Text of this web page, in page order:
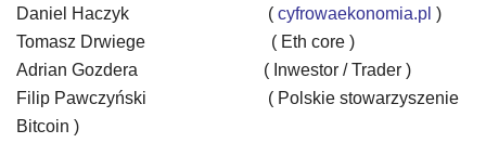
Daniel Haczyk
( cyfrowaekonomia.pl )
Tomasz Drwiege
( Eth core )
Adrian Gozdera
( Inwestor / Trader )
Filip Pawczyński
( Polskie stowarzyszenie
Bitcoin )